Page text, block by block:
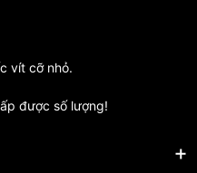
vít cỡ nhỏ.
được số lượng!